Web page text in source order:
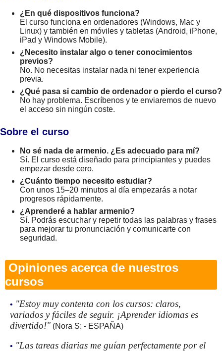
¿En qué dispositivos funciona?
El curso funciona en ordenadores (Windows, Mac y
Linux) y también en móviles y tabletas (Android, iPhone,
iPad y Windows Mobile).
¿Necesito instalar algo o tener conocimientos
previos?
No. No necesitas instalar nada ni tener experiencia
previa.
¿Qué pasa si cambio de ordenador o pierdo el curso?
No hay problema. Escríbenos y te enviaremos de nuevo
el acceso sin ningún coste.
Sobre el curso
No sé nada de armenio. ¿Es adecuado para mí?
Sí. El curso está diseñado para principiantes y puedes
empezar desde cero.
¿Cuánto tiempo necesito estudiar?
Con unos 15–20 minutos al día empezarás a notar
progresos rápidamente.
¿Aprenderé a hablar armenio?
Sí. Podrás escuchar y repetir todas las palabras y frases
para mejorar tu pronunciación y comunicarte con
seguridad.
Opiniones acerca de nuestros
cursos
• "Estoy muy contenta con los cursos: claros,
variados y fáciles de seguir. ¡Aprender idiomas es
divertido!" (Nora S: - ESPAÑA)
• "Las tareas diarias me guían perfectamente por el